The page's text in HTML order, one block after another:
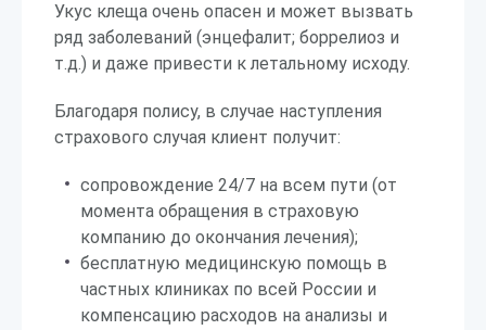
Укус клеща очень опасен и может вызвать
ряд заболеваний (энцефалит; боррелиоз и
т.д.) и даже привести к летальному исходу.
Благодаря полису, в случае наступления
страхового случая клиент получит:
сопровождение 24/7 на всем пути (от
момента обращения в страховую
компанию до окончания лечения);
бесплатную медицинскую помощь в
частных клиниках по всей России и
компенсацию расходов на анализы и